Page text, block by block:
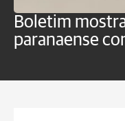
Boletim
paranaense